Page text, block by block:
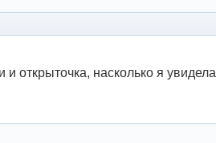
открыточка, насколько я увидела